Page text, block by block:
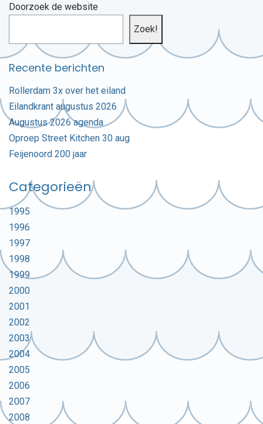
Doorzoek de website
Zoek!
Recente berichten
Rollerdam 3x over het eiland
Eilandkrant augustus 2026
Augustus 2026 agenda
Oproep Street Kitchen 30 aug
Feijenoord 200 jaar
Categorieën
1995
1996
1997
1998
1999
2000
2001
2002
2003
2004
2005
2006
2007
2008